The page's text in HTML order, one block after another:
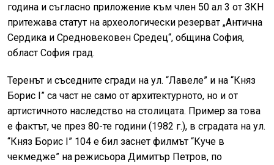
година и съгласно приложение към член 50 ал 3 от ЗКН
притежава статут на археологически резерват „Антична
Сердика и Средновековен Средец“, община София,
област София град.
Теренът и съседните сгради на ул. “Лавеле” и на “Княз
Борис I” са част не само от архитектурното, но и от
артистичното наследство на столицата. Пример за това
е фактът, че през 80-те години (1982 г.), в сградата на ул.
“Княз Борис I” 104 е бил заснет филмът “Куче в
чекмедже” на режисьора Димитър Петров, по